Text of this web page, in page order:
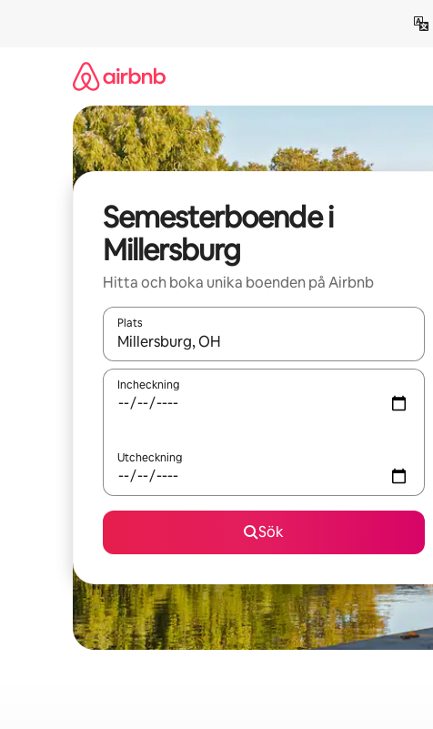
Semesterboende i
Millersburg
Hitta och boka unika boenden på Airbnb
Plats
När resultaten är tillgängliga kan du navigera med
Incheckning
Utcheckning
Sök